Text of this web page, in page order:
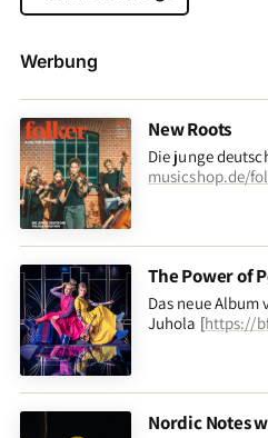
Werbung
New Roots
Die junge
musicshop.de/
The Power of
Das neue Album
Juhola [https://
Nordic Notes